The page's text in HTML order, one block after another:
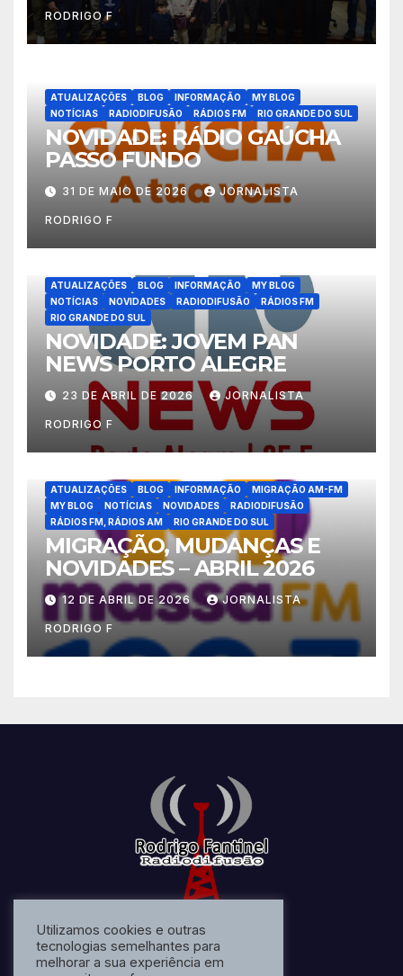
RODRIGO F
ATUALIZAÇÕES BLOG INFORMAÇÃO
MY BLOG
NOTÍCIAS
RADIODIFUSÃO RÁDIOS FM RIO GRANDE DO SUL
NOVIDADE: RÁDIO GAÚCHA
PASSO FUNDO
31 DE MAIO DE 2026 JORNALISTA
RODRIGO F
ATUALIZAÇÕES BLOG INFORMAÇÃO
MY BLOG
NOTÍCIAS
NOVIDADES RADIODIFUSÃO
RÁDIOS FM
RIO GRANDE DO SUL
NOVIDADE: JOVEM PAN
NEWS PORTO ALEGRE
23 DE ABRIL DE 2026 JORNALISTA
RODRIGO F
ATUALIZAÇÕES BLOG INFORMAÇÃO
MIGRAÇÃO AM-FM
MY BLOG
NOTÍCIAS NOVIDADES
RADIODIFUSÃO
RÁDIOS FM, RÁDIOS AM
RIO GRANDE DO SUL
MIGRAÇÃO, MUDANÇAS E
NOVIDADES – ABRIL 2026
12 DE ABRIL DE 2026 JORNALISTA
RODRIGO F
Utilizamos cookies e outras
tecnologias semelhantes para
melhorar a sua experiência em